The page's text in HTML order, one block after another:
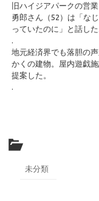
旧ハイジアパークの営
勇郎さん（52）は「な
っていたのに」と話した
地元経済界でも落胆の
かくの建物。屋内遊戯
提案した。
未分類